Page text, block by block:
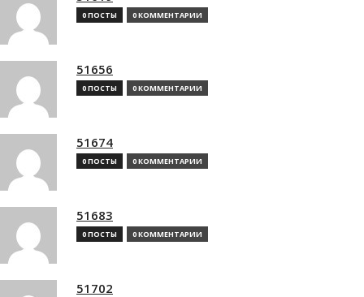
0 ПОСТЫ 0 КОММЕНТАРИИ
51656
0 ПОСТЫ 0 КОММЕНТАРИИ
51674
0 ПОСТЫ 0 КОММЕНТАРИИ
51683
0 ПОСТЫ 0 КОММЕНТАРИИ
51702